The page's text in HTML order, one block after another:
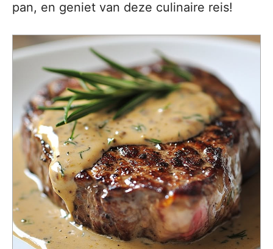
pan, en geniet van deze culinaire reis!